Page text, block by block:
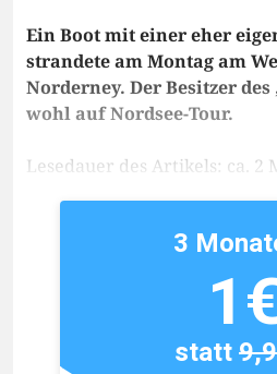
Ein Boot mit einer eher
strandete am Montag am
Norderney. Der Besitzer
wohl auf Nordsee-Tour.
Lesedauer des Artikels: ca. 2
3
statt